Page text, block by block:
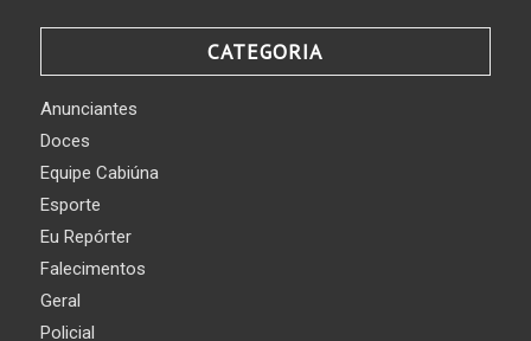
CATEGORIA
Anunciantes
Doces
Equipe Cabiúna
Esporte
Eu Repórter
Falecimentos
Geral
Policial